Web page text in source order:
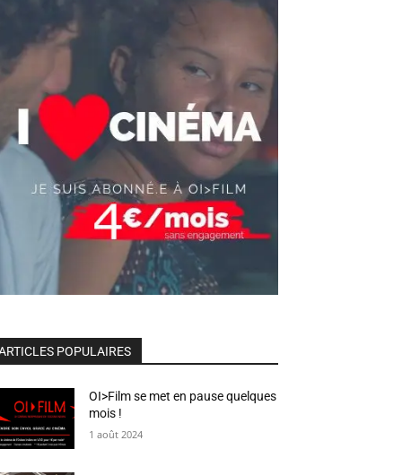
POPULAIRES
OI>Film se met en pause quelques
mois !
1 août 2024